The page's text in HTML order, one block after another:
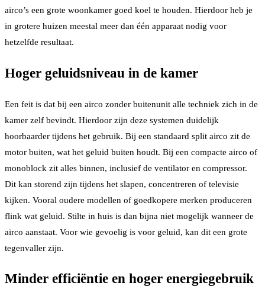
airco’s een grote woonkamer goed koel te houden. Hierdoor heb je
in grotere huizen meestal meer dan één apparaat nodig voor
hetzelfde resultaat.
Hoger geluidsniveau in de kamer
Een feit is dat bij een airco zonder buitenunit alle techniek zich in de
kamer zelf bevindt. Hierdoor zijn deze systemen duidelijk
hoorbaarder tijdens het gebruik. Bij een standaard split airco zit de
motor buiten, wat het geluid buiten houdt. Bij een compacte airco of
monoblock zit alles binnen, inclusief de ventilator en compressor.
Dit kan storend zijn tijdens het slapen, concentreren of televisie
kijken. Vooral oudere modellen of goedkopere merken produceren
flink wat geluid. Stilte in huis is dan bijna niet mogelijk wanneer de
airco aanstaat. Voor wie gevoelig is voor geluid, kan dit een grote
tegenvaller zijn.
Minder efficiëntie en hoger energiegebruik